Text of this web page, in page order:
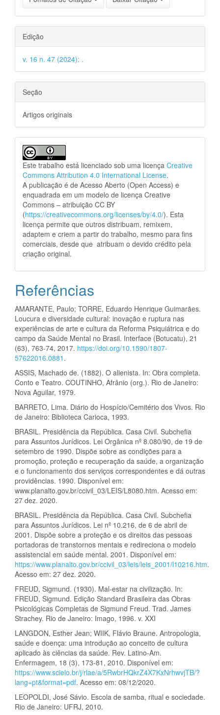
Edição
v. 16 n. 47 (2024): .
Seção
Artigos originais
Este trabalho está licenciado sob uma licença Creative
Commons Attribution 4.0 International License.
A publicação é de Acesso Aberto (Open Access) e
enquadrada em um modelo de licença Creative
Commons – atribuição CC BY
(https://creativecommons.org/licenses/by/4.0/). Esta
licença permite que outros distribuam, remixem,
adaptem e criem a partir do trabalho, mesmo para fins
comerciais, desde que atribuam o devido crédito pela
criação original.
Referências
AMARANTE, Paulo; TORRE, Eduardo Henrique Guimarães.
Loucura e diversidade cultural: inovação e ruptura nas
experiências de arte e cultura da Reforma Psiquiátrica e do
campo da Saúde Mental no Brasil. Interface (Botucatu), 21
(63), 763-74, 2017. https://doi.org/10.1590/1807-
57622016.0881 .
ASSIS, Machado de. (1882). O alienista. In: Obra completa.
Conto e Teatro. COUTINHO, Afrânio (org.). Rio de Janeiro:
Nova Aguilar, 1979.
BARRETO, Lima. Diário do Hospício/Cemitério dos Vivos. Rio
de Janeiro: Biblioteca Carioca, 1993.
BRASIL. Presidência da República. Casa Civil. Subchefia
para Assuntos Jurídicos. Lei Orgânica nº 8.080/90, de 19 de
setembro de 1990. Dispõe sobre as condições para a
promoção, proteção e recuperação da saúde, a organização
e o funcionamento dos serviços correspondentes e dá outras
providências. 1990. Disponível em:
www.planalto.gov.br/ccivil_03/LEIS/L8080.htm. Acesso em:
27 dez. 2020.
BRASIL. Presidência da República. Casa Civil. Subchefia
para Assuntos Jurídicos. Lei nº 10.216, de 6 de abril de
2001. Dispõe sobre a proteção e os direitos das pessoas
portadoras de transtornos mentais e redireciona o modelo
assistencial em saúde mental. 2001. Disponível em:
https://www.planalto.gov.br/ccivil_03/leis/leis_2001/l10216.htm.
Acesso em: 27 dez. 2020.
FREUD, Sigmund. (1930). Mal-estar na civilização. In:
FREUD, Sigmund. Edição Standard Brasileira das Obras
Psicológicas Completas de Sigmund Freud. Trad. James
Strachey. Rio de Janeiro: Imago, 1996. v. XXI
LANGDON, Esther Jean; WIIK, Flávio Braune. Antropologia,
saúde e doença: uma introdução ao conceito de cultura
aplicado às ciências da saúde. Rev. Latino-Am.
Enfermagem, 18 (3), 173-81, 2010. Disponível em:
https://www.scielo.br/j/rlae/a/5RwbrHQkrZ4X7KxNrhwvjTB/?
lang=pt&format=pdf. Acesso em: 08/12/2020.
LEOPOLDI, José Sávio. Escola de samba, ritual e sociedade.
Rio de Janeiro: UFRJ, 2010.